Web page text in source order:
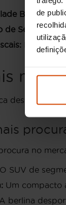
de
Battery:
de Série:A
Isenção
destaca-se
no
O SUV de
Um compacto
A berlina